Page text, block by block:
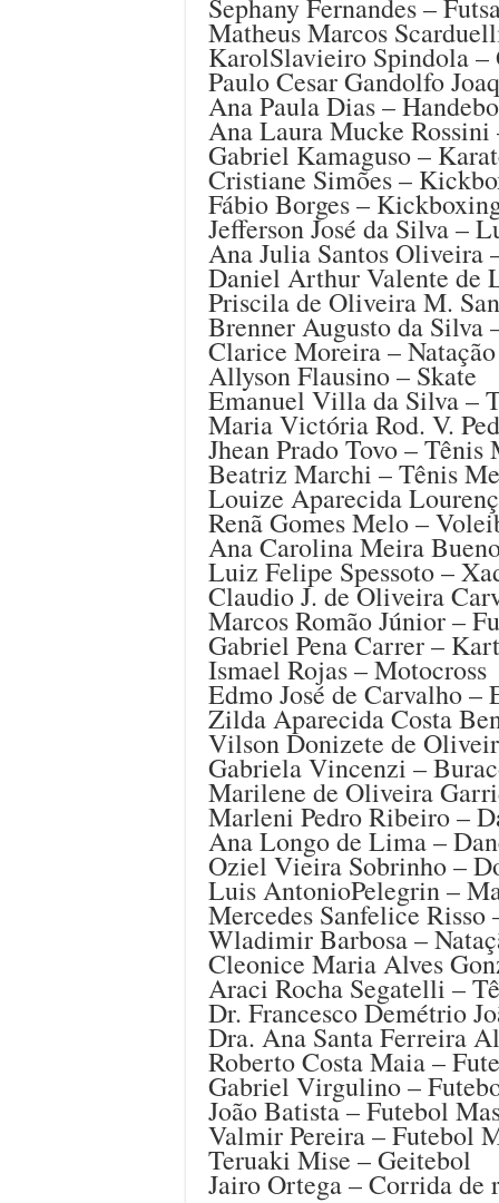
Sephany Fernandes –
Matheus Marcos
KarolSlavieiro Spindola
Paulo Cesar Gandolfo
Ana Paula Dias –
Ana Laura Mucke Rossini
Gabriel Kamaguso –
Cristiane Simões –
Fábio Borges –
Jefferson José da Silva –
Ana Julia Santos Oliveira
Daniel Arthur Valente de
Priscila de Oliveira M.
Brenner Augusto da Silva
Clarice Moreira –
Allyson Flausino – Skate
Emanuel Villa da Silva –
Maria Victória Rod. V.
Jhean Prado Tovo – Tênis
Beatriz Marchi – Tênis
Louize Aparecida
Renã Gomes Melo –
Ana Carolina Meira
Luiz Felipe Spessoto –
Claudio J. de Oliveira
Marcos Romão Júnior –
Gabriel Pena Carrer –
Ismael Rojas – Motocross
Edmo José de Carvalho –
Zilda Aparecida Costa
Vilson Donizete de
Gabriela Vincenzi –
Marilene de Oliveira
Marleni Pedro Ribeiro –
Ana Longo de Lima –
Oziel Vieira Sobrinho –
Luis AntonioPelegrin –
Mercedes Sanfelice Risso
Wladimir Barbosa –
Cleonice Maria Alves
Araci Rocha Segatelli –
Dr. Francesco Demétrio
Dra. Ana Santa Ferreira
Roberto Costa Maia –
Gabriel Virgulino –
João Batista – Futebol
Valmir Pereira – Futebol
Teruaki Mise – Geitebol
Jairo Ortega – Corrida de